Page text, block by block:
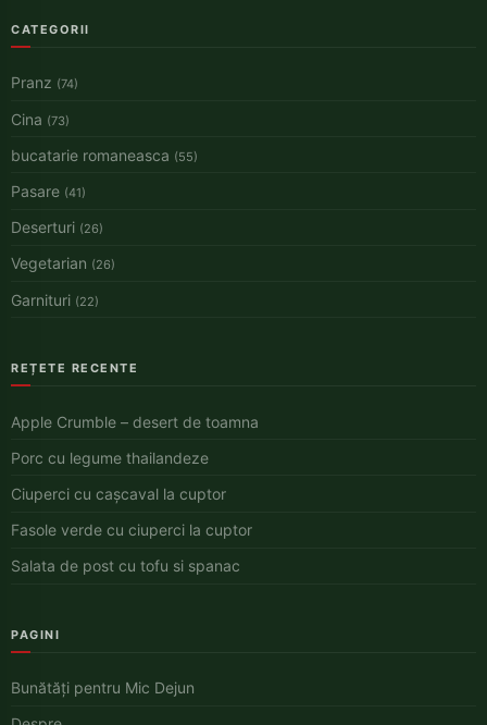
CATEGORII
Pranz (74)
Cina (73)
bucatarie romaneasca (55)
Pasare (41)
Deserturi (26)
Vegetarian (26)
Garnituri (22)
REȚETE RECENTE
Apple Crumble – desert de toamna
Porc cu legume thailandeze
Ciuperci cu cașcaval la cuptor
Fasole verde cu ciuperci la cuptor
Salata de post cu tofu si spanac
PAGINI
Bunătăți pentru Mic Dejun